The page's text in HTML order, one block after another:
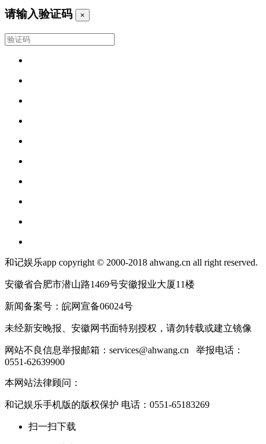
请输入验证码 ×
和记娱乐app copyright © 2000-2018 ahwang.cn all right reserved.
安徽省合肥市潜山路1469号安徽报业大厦11楼
新闻备案号：皖网宣备06024号
未经新安晚报、安徽网书面特别授权，请勿转载或建立镜像
网站不良信息举报邮箱： services@ahwang.cn 举报电话：
0551-62639900
本网站法律顾问：
和记娱乐手机版的版权保护 电话：0551-65183269
扫一扫下载